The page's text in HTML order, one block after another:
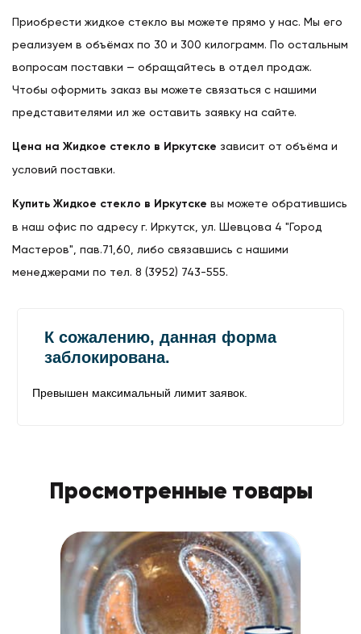
Приобрести жидкое стекло вы можете прямо у нас. Мы его
реализуем в объёмах по 30 и 300 килограмм. По остальным
вопросам поставки — обращайтесь в отдел продаж.
Чтобы оформить заказ вы можете связаться с нашими
представителями ил же оставить заявку на сайте.
Цена на Жидкое стекло в Иркутске зависит от объёма и
условий поставки.
Купить Жидкое стекло в Иркутске вы можете обратившись
в наш офис по адресу г. Иркутск, ул. Шевцова 4 "Город
Мастеров", пав.71,60, либо связавшись с нашими
менеджерами по тел. 8 (3952) 743-555.
Просмотренные товары